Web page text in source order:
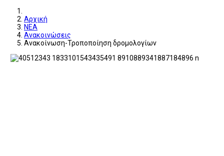
Αρχική
ΝΕΑ
Ανακοινώσεις
Ανακοίνωση-Τροποποίηση δρομολογίων